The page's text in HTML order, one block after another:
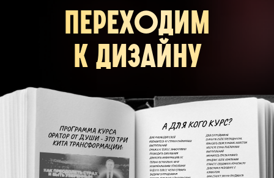
переходим
к дизайну